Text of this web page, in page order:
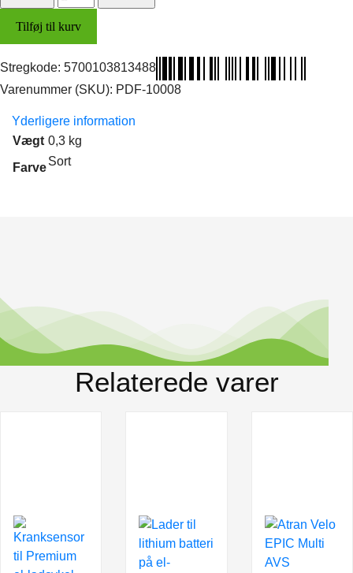
BBB
Stayguard
(sort)
antal
Tilføj til kurv
Stregkode: 5700103813488
Varenummer (SKU): PDF-10008
Yderligere information
Vægt 0,3 kg
FarveSort
Relaterede varer